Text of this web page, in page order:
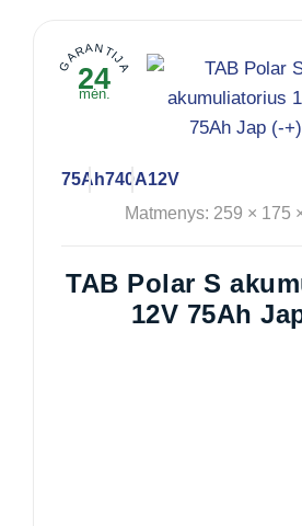
GARANTIJA
24
mėn.
75Ah740A12V
Matmenys: 259 × 175
TAB Polar S
12V 75Ah